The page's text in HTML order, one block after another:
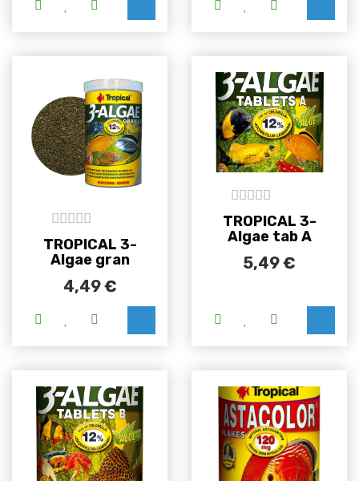
5out of 5
TROPICAL 3-
Algae gran
4,49€
Ovaj proizvod ima više varijanti. Opcije se
5out of 5
TROPICAL 3-
Algae tab A
5,49€
Ovaj proizvod